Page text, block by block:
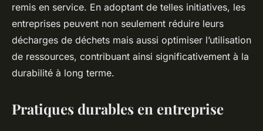
remis en service. En adoptant de telles initiatives, les
entreprises peuvent non seulement réduire leurs
décharges de déchets mais aussi optimiser l’utilisation
de ressources, contribuant ainsi significativement à la
durabilité à long terme.
Pratiques durables en entreprise